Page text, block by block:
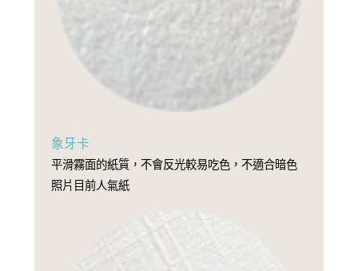
象牙卡
平滑霧面的紙質，不會反光較易吃色，不適合暗色
照片目前人氣紙